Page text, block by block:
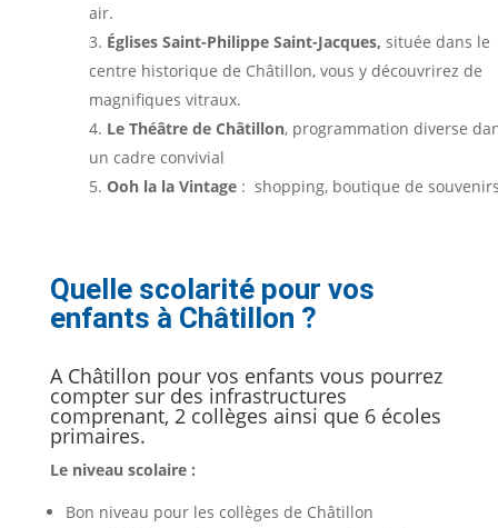
air.
Églises Saint-Philippe Saint-Jacques, située dans le
centre historique de Châtillon, vous y découvrirez de
magnifiques vitraux.
Le Théâtre de Châtillon, programmation diverse
un cadre convivial
Ooh la la Vintage: shopping, boutique de
Quelle scolarité pour vos
enfants à Châtillon ?
A Châtillon pour vos enfants vous pourrez
compter sur des infrastructures
comprenant, 2 collèges ainsi que 6 écoles
primaires.
Le niveau scolaire :
Bon niveau pour les collèges de Châtillon